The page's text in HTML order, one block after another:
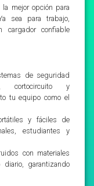
mejor opción para
sea para trabajo,
cargador confiable
de seguridad
cortocircuito y
tu equipo como el
y fáciles de
estudiantes y
con materiales
garantizando